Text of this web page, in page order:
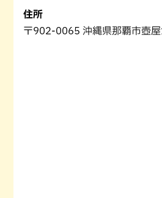
住所
〒902-0065 沖縄県那覇市壺